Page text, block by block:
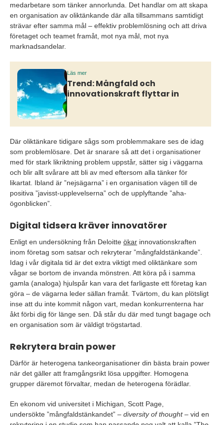
medarbetare som tänker annorlunda. Det handlar om att skapa
en organisation av oliktänkande där alla tillsammans samtidigt
strävar efter samma mål – effektiv problemlösning och att driva
företaget och teamet framåt, mot nya mål, mot nya
marknadsandelar.
Läs mer
Trend: Mångfald och
innovationskraft flyttar in
Där oliktänkare tidigare sågs som problemmakare ses de idag
som problemlösare. Det är snarare så att det i organisationer
med för stark likriktning problem uppstår, sätter sig i väggarna
och blir allt svårare att bli av med eftersom alla tänker för
likartat. Ibland är ”nejsägarna” i en organisation vägen till de
positiva ”javisst-upplevelserna” och de upplyftande ”aha-
ögonblicken”.
Digital tidsera kräver innovatörer
Enligt en undersökning från Deloitte ökar innovationskraften
inom företag som satsar och rekryterar ”mångfaldstänkande”.
Idag i vår digitala tid är det extra viktigt med oliktänkare som
vågar se bortom de invanda mönstren. Att köra på i samma
gamla (analoga) hjulspår kan vara det farligaste ett företag kan
göra – de vägarna leder sällan framåt. Tvärtom, du kan plötsligt
inse att du inte kommit någon vart, medan konkurrenterna har
åkt förbi dig för länge sen. Då står du där med tungt bagage och
en organisation som är väldigt trögstartad.
Rekrytera brain power
Därför är heterogena tankeorganisationer din bästa brain power
när det gäller att framgångsrikt lösa uppgifter. Homogena
grupper däremot förvaltar, medan de heterogena förädlar.
En ekonom vid universitet i Michigan, Scott Page,
undersökte ”mångfaldstänkandet” – diversity of thought– vid en